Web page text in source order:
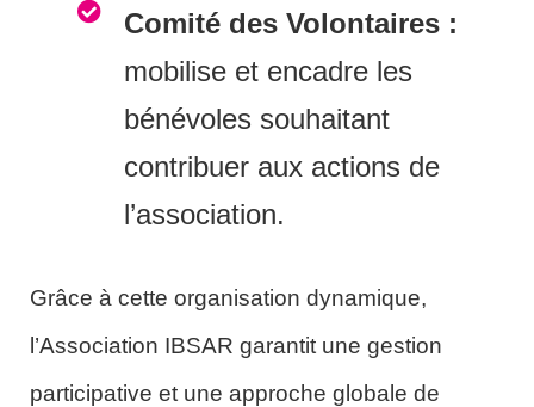
Comité des Volontaires :
mobilise et encadre les
bénévoles souhaitant
contribuer aux actions de
l’association.
Grâce à cette organisation dynamique,
l’Association IBSAR garantit une gestion
participative et une approche globale de